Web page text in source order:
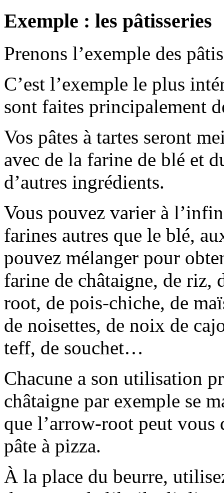
Exemple : les pâtisseries
Prenons l’exemple des
C’est l’exemple le plus
sont faites principalement
Vos pâtes à tartes seront
avec de la farine de blé et
d’autres ingrédients.
Vous pouvez varier à
farines autres que le blé,
pouvez mélanger pour
farine de châtaigne, de riz,
root, de pois-chiche, de
de noisettes, de noix de
teff, de souchet…
Chacune a son utilisation
châtaigne par exemple se
que l’arrow-root peut vous
pâte à pizza.
À la place du beurre,